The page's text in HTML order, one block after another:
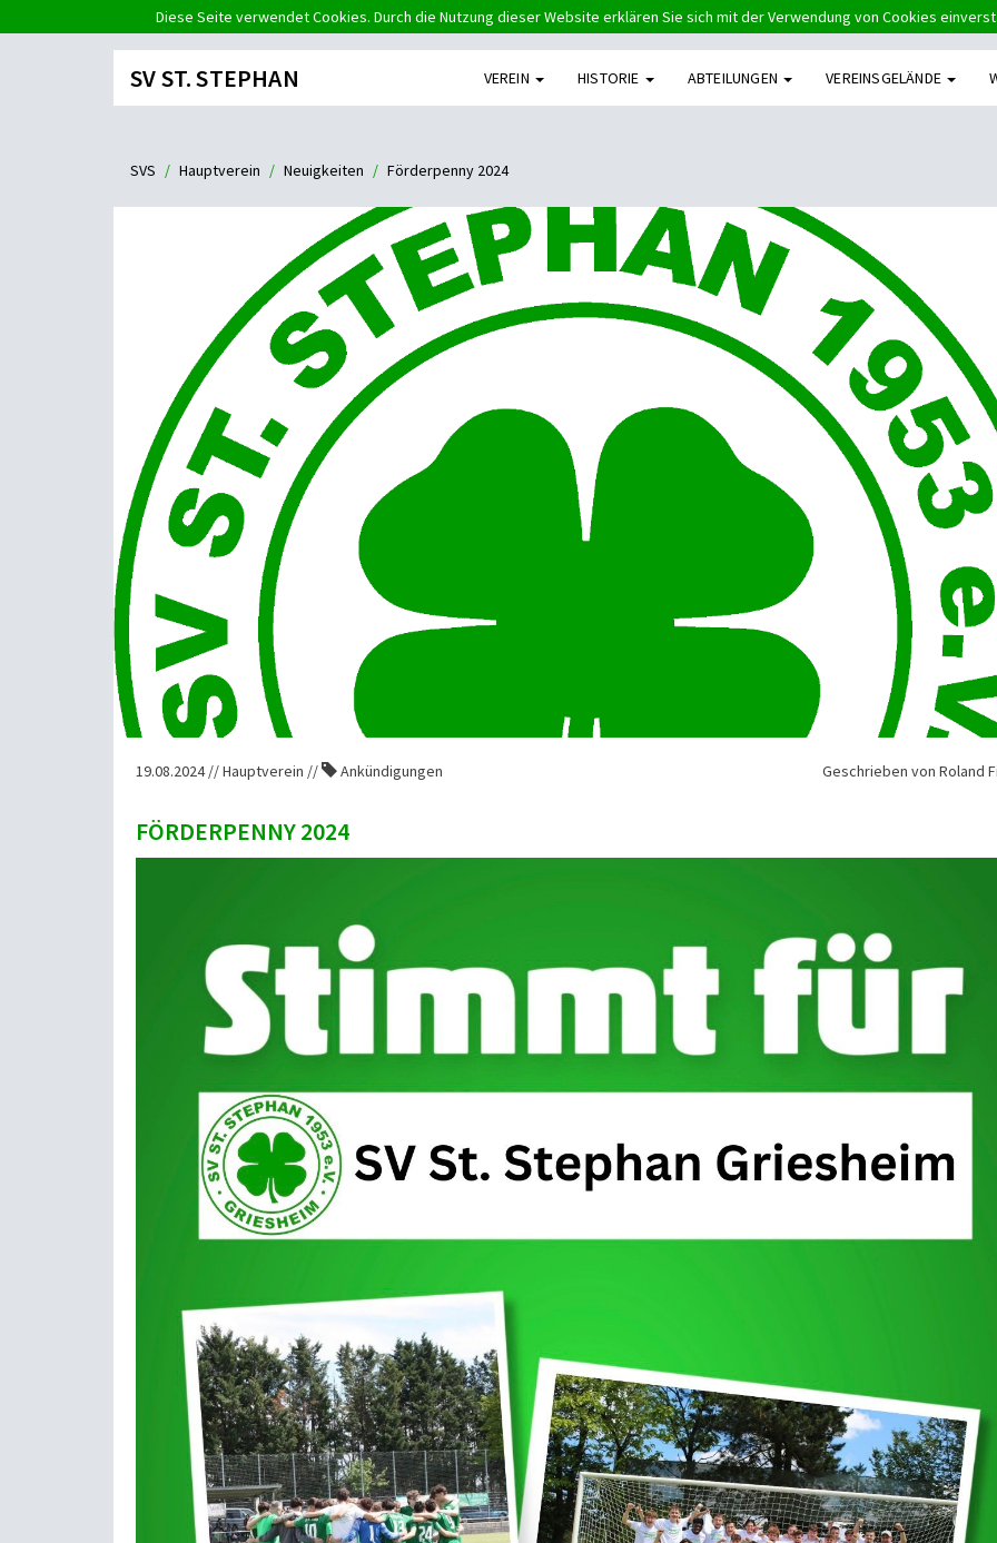
Diese Seite verwendet Cookies. Durch die Nutzung dieser Website erklären Sie sich mit der Verwendung von Cookies
SV ST. STEPHAN VEREIN HISTORIE ABTEILUNGEN VEREINSGELÄNDE
SVS Hauptverein Neuigkeiten Förderpenny 2024
19.08.2024 // Hauptverein // Ankündigungen Geschrieben von Roland
FÖRDERPENNY 2024